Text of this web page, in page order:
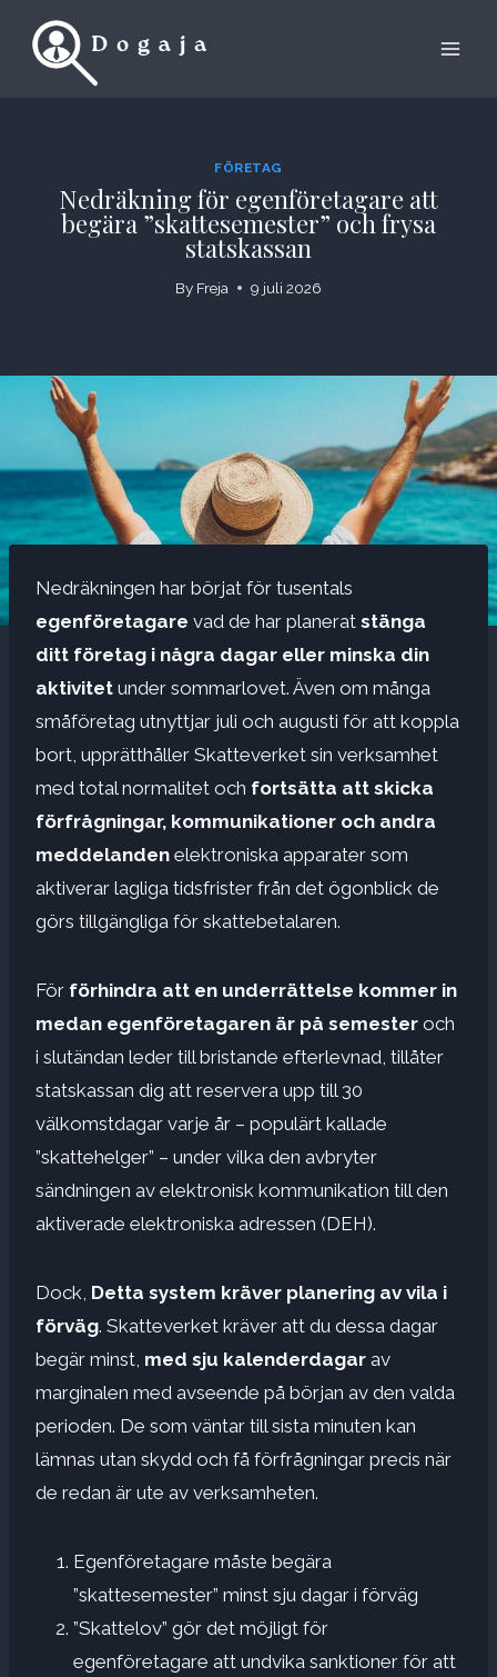
FÖRETAG
Nedräkning för egenföretagare att
begära ”skattesemester” och frysa
statskassan
By Freja 9 juli 2026
Nedräkningen har börjat för tusentals
egenföretagare vad de har planerat stänga
ditt företag i några dagar eller minska din
aktivitet under sommarlovet. Även om många
småföretag utnyttjar juli och augusti för att koppla
bort, upprätthåller Skatteverket sin verksamhet
med total normalitet och fortsätta att skicka
förfrågningar, kommunikationer och andra
meddelanden elektroniska apparater som
aktiverar lagliga tidsfrister från det ögonblick de
görs tillgängliga för skattebetalaren.
För förhindra att en underrättelse kommer in
medan egenföretagaren är på semester och
i slutändan leder till bristande efterlevnad, tillåter
statskassan dig att reservera upp till 30
välkomstdagar varje år – populärt kallade
”skattehelger” – under vilka den avbryter
sändningen av elektronisk kommunikation till den
aktiverade elektroniska adressen (DEH).
Dock, Detta system kräver planering av vila i
förväg. Skatteverket kräver att du dessa dagar
begär minst, med sju kalenderdagar av
marginalen med avseende på början av den valda
perioden. De som väntar till sista minuten kan
lämnas utan skydd och få förfrågningar precis när
de redan är ute av verksamheten.
Egenföretagare måste begära
”skattesemester” minst sju dagar i förväg
”Skattelov” gör det möjligt för
egenföretagare att undvika sanktioner för att